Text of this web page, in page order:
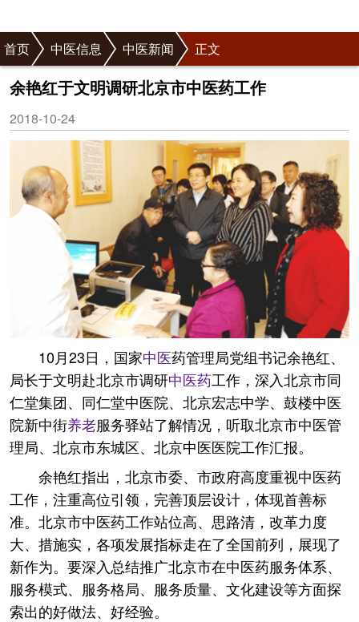
首页 中医信息 中医新闻 正文
余艳红于文明调研北京市中医药工作
2018-10-24
10月23日，国家中医药管理局党组书记余艳红、
局长于文明赴北京市调研中医药工作，深入北京市同
仁堂集团、同仁堂中医院、北京宏志中学、鼓楼中医
院新中街养老服务驿站了解情况，听取北京市中医管
理局、北京市东城区、北京中医医院工作汇报。
余艳红指出，北京市委、市政府高度重视中医药
工作，注重高位引领，完善顶层设计，体现首善标
准。北京市中医药工作站位高、思路清，改革力度
大、措施实，各项发展指标走在了全国前列，展现了
新作为。要深入总结推广北京市在中医药服务体系、
服务模式、服务格局、服务质量、文化建设等方面探
索出的好做法、好经验。